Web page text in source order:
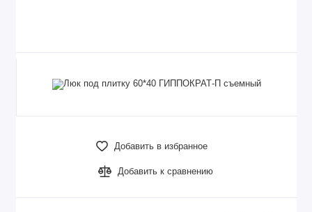
Добавить в избранное
Добавить к сравнению